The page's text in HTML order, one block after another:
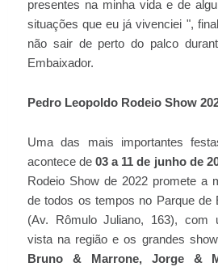
presentes na minha vida e de
situações que eu já vivenciei ",
não sair de perto do palco
Embaixador.
Pedro Leopoldo Rodeio Show
Uma das mais importantes
acontece de03 a 11 de junho de
Rodeio Show de 2022 promete a
de todos os tempos no Parque de
(Av. Rômulo Juliano, 163), com
vista na região e os grandes
Bruno & Marrone, Jorge &